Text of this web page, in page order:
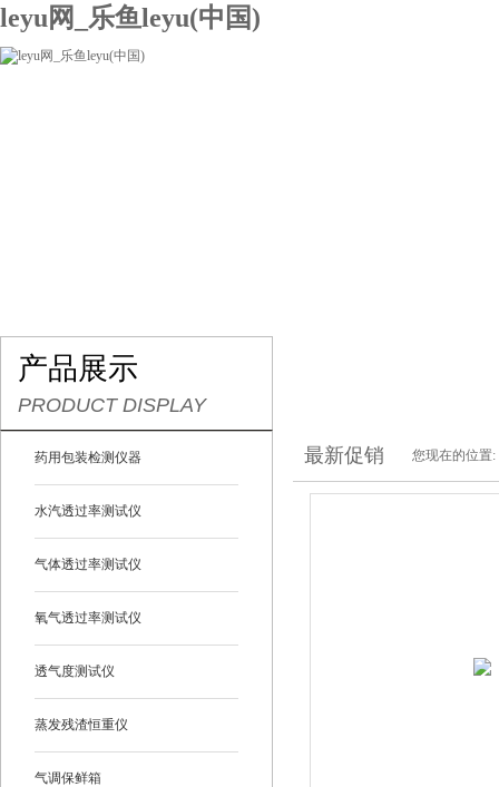
leyu网_乐鱼leyu(中国)
产品展示
PRODUCT DISPLAY
药用包装检测仪器
水汽透过率测试仪
气体透过率测试仪
氧气透过率测试仪
透气度测试仪
蒸发残渣恒重仪
气调保鲜箱
最新促销 您现在的位置: